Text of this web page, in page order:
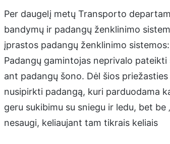
Per daugelį metų Transporto
bandymų ir padangų ženklinimo
įprastos padangų ženklinimo sistemos:
Padangų gamintojas neprivalo
ant padangų šono. Dėl šios
nusipirkti padangą, kuri parduodama
geru sukibimu su sniegu ir ledu, bet
nesaugi, keliaujant tam tikrais keliais